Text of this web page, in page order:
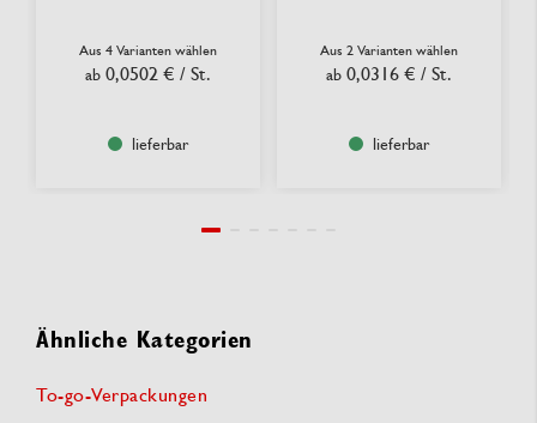
Aus 4 Varianten wählen
ab 0,0502 € / St.
lieferbar
Aus 2 Varianten wählen
ab 0,0316 € / St.
lieferbar
Ähnliche Kategorien
To-go-Verpackungen